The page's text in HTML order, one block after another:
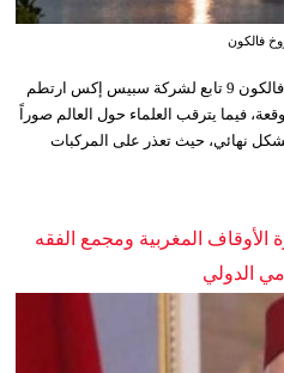
فالكون
يُعتقد أن جزءاً ضخماً تائهاً من صاروخ فالكون 9 تابع لشركة سبيس إكس ارتطم
فيما يترقب العلماء حول العالم صوراً
نهائي، حيث تعذر على المركبات
الأوقاف المغربية ومجمع الفقه
الدولي